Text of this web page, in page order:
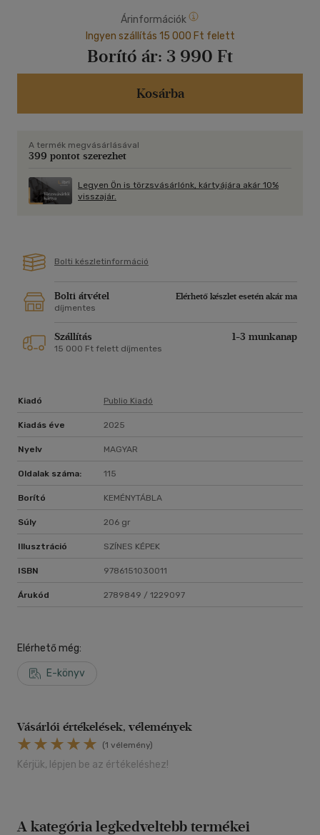
Árinformációk
Ingyen szállítás 15 000 Ft felett
Borító ár: 3 990 Ft
Kosárba
A termék megvásárlásával
399 pontot szerezhet
Legyen Ön is törzsvásárlónk, kártyájára akár 10%
visszajár.
Bolti készletinformáció
Bolti átvétel
Elérhető készlet esetén akár ma
díjmentes
Szállítás 1-3 munkanap
15 000 Ft felett díjmentes
Kiadó Publio Kiadó
Kiadás éve 2025
Nyelv MAGYAR
Oldalak száma: 115
Borító KEMÉNYTÁBLA
Súly 206 gr
Illusztráció SZÍNES KÉPEK
ISBN 9786151030011
Árukód 2789849 / 1229097
Elérhető még:
E-könyv
Vásárlói értékelések, vélemények
(1 vélemény)
Kérjük, lépjen be az értékeléshez!
A kategória legkedveltebb termékei